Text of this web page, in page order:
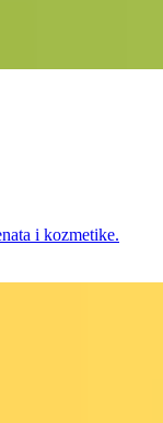
i kozmetike.